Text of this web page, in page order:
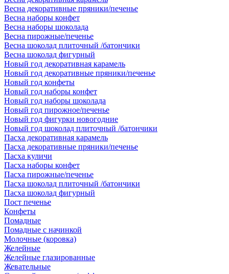
Весна декоративные пряники/печенье
Весна наборы конфет
Весна наборы шоколада
Весна пирожные/печенье
Весна шоколад плиточный /батончики
Весна шоколад фигурный
Новый год декоративная карамель
Новый год декоративные пряники/печенье
Новый год конфеты
Новый год наборы конфет
Новый год наборы шоколада
Новый год пирожное/печенье
Новый год фигурки новогодние
Новый год шоколад плиточный /батончики
Пасха декоративная карамель
Пасха декоративные пряники/печенье
Пасха куличи
Пасха наборы конфет
Пасха пирожные/печенье
Пасха шоколад плиточный /батончики
Пасха шоколад фигурный
Пост печенье
Конфеты
Помадные
Помадные с начинкой
Молочные (коровка)
Желейные
Желейные глазированные
Жевательные